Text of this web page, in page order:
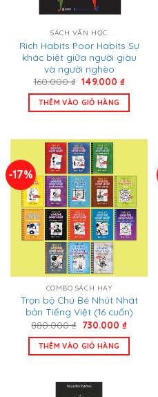
SÁCH VĂN HỌC
Rich Habits Poor Habits Sự
khác biệt giữa người giàu
và người nghèo
160.000₫ Giá
là:
160.000 ₫.
149.000 ₫Giá
tại
THÊM VÀO GIỎ HÀNG
-17%
COMBO SÁCH HAY
Trọn bộ Chú Bé Nhút Nhát
bản Tiếng Việt (16 cuốn)
880.000₫ Giá
là:
880.000 ₫.
730.000 ₫Giá
tại
THÊM VÀO GIỎ HÀNG